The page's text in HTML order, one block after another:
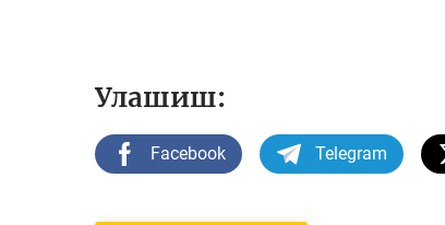
Улашиш:
Facebook Telegram